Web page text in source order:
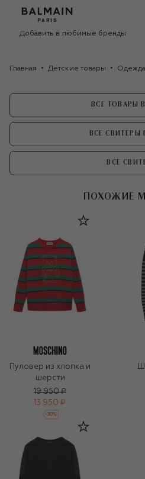
Добавить в любимые бренды
Главная Детские товары
ВСЕ ТОВАРЫ
ВСЕ СВИТЕРЫ
ВСЕ
ПОХОЖИЕ
Пуловер из хлопка и
шерсти
19 950 ₽
13 950 ₽
-30%